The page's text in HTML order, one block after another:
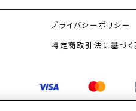
プライバシーポリシー
特定商取引法に基づく